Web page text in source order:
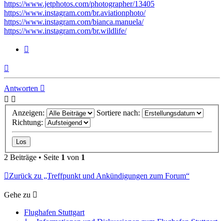
https://www.jetphotos.com/photographer/13405
https://www.instagram.com/br.aviationphoto/
https://www.instagram.com/bianca.manuela/
https://www.instagram.com/br.wildlife/
Antworten
Anzeigen:
Sortiere nach:
Richtung:
2 Beiträge • Seite 1 von 1
Zurück zu „Treffpunkt und Ankündigungen zum Forum“
Gehe zu
Flughafen Stuttgart